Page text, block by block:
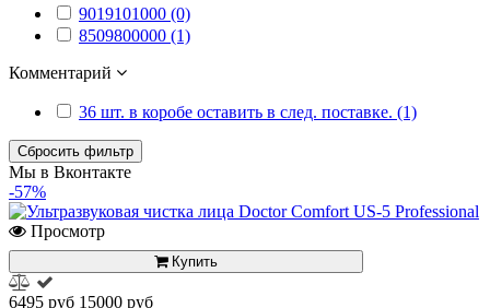
9019101000 (0)
8509800000 (1)
Комментарий
36 шт. в коробе оставить в след. поставке. (1)
Сбросить фильтр
Мы в Вконтакте
-57%
Просмотр
Купить
6495 руб 15000 руб